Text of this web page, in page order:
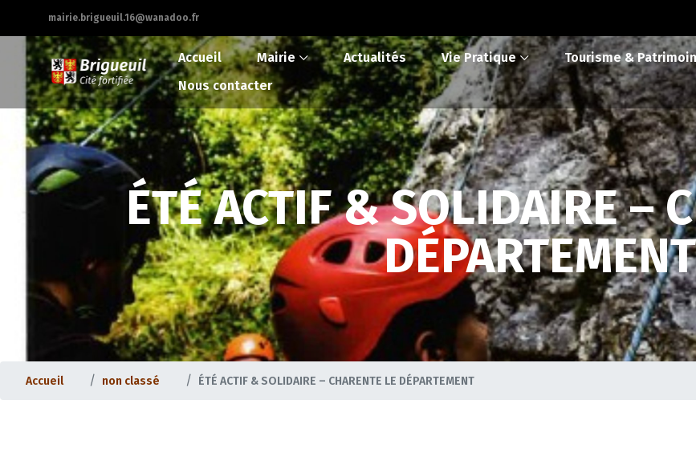
mairie.brigueuil.16@wanadoo.fr
Accueil Mairie Actualités Vie Pratique Tourisme &
Nous contacter
ÉTÉ ACTIF & SOLIDAIRE –
DÉPARTEMENT
Accueil non classé ÉTÉ ACTIF & SOLIDAIRE – CHARENTE LE DÉPARTEMENT